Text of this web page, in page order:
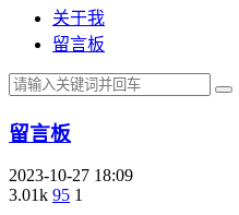
关于我
留言板
留言板
2023-10-27 18:09
3.01k 95 1